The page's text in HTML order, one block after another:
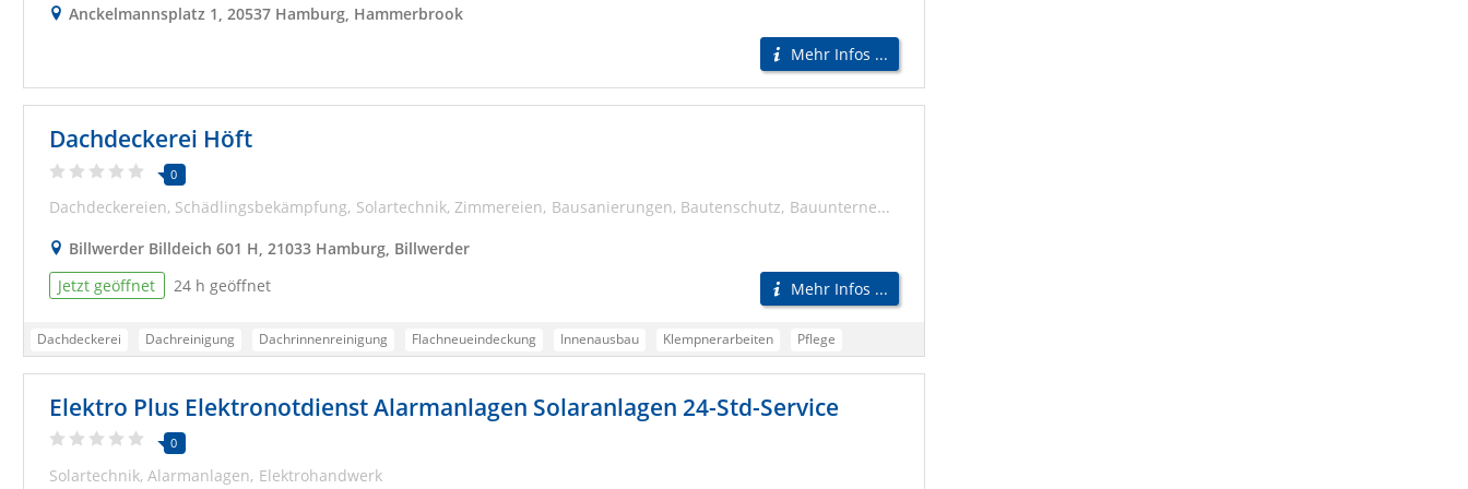
Anckelmannsplatz 1, 20537 Hamburg, Hammerbrook
Mehr Infos ...
Dachdeckerei Höft
0
Dachdeckereien Schädlingsbekämpfung Solartechnik Zimmereien Bausanierungen Bautenschutz Bauunternehmen
Billwerder Billdeich 601 H, 21033 Hamburg, Billwerder
Jetzt geöffnet
24 h geöffnet Mehr Infos ...
Dachdeckerei Dachreinigung Dachrinnenreinigung Flachneueindeckung Innenausbau Klempnerarbeiten
Pflege
Sanierung
Service Steildacheindeckung Taubenabwehr Teppichreparatur Wartung Photovoltaikanlagen
Solaranlagen
Taubenabwehrsysteme
Dachdecker Dachsanierung Dachsanierungen Dachreparatur Dachreparaturen
Elektro Plus Elektronotdienst Alarmanlagen Solaranlagen 24-Std-Service
0
Solartechnik Alarmanlagen Elektrohandwerk